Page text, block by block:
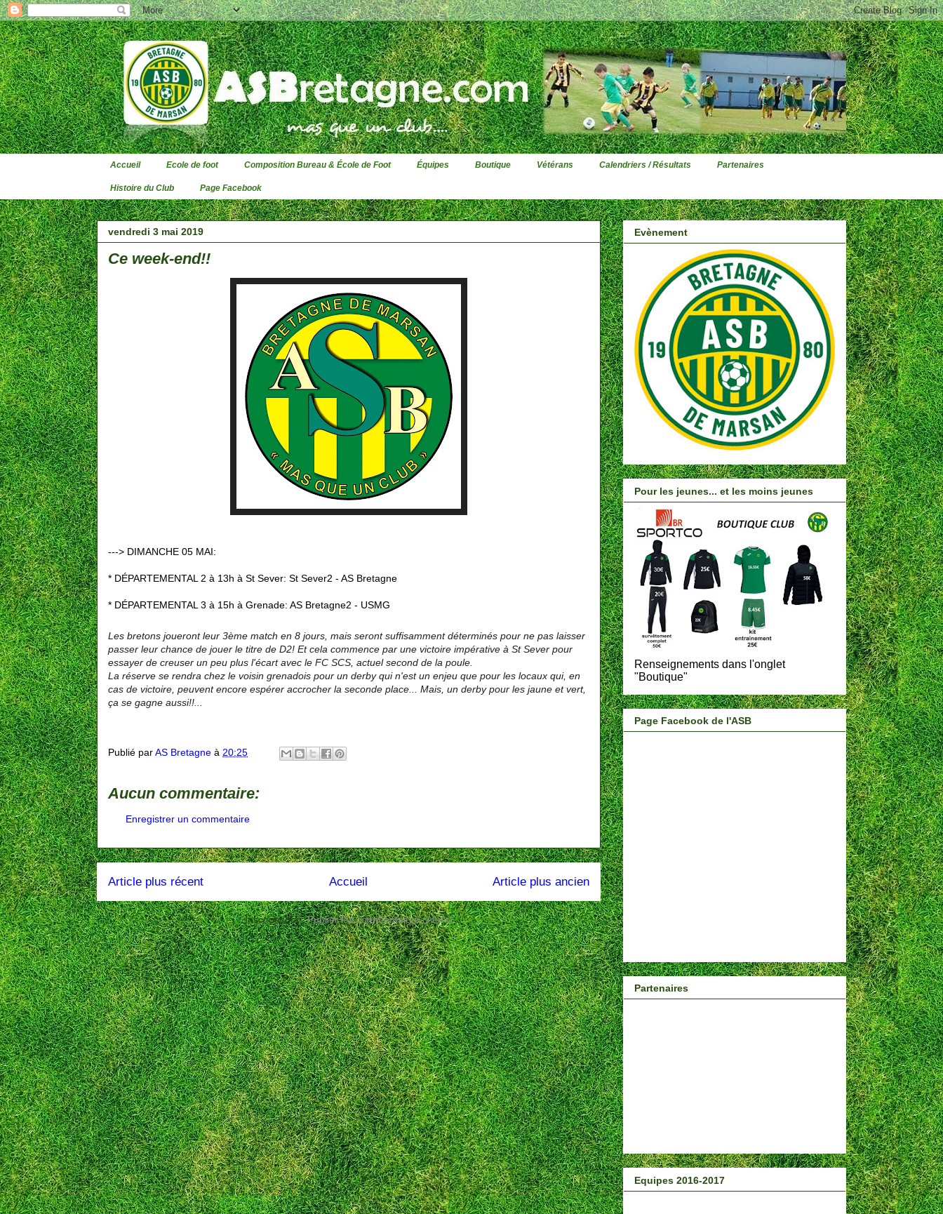
Accueil Ecole de foot Composition Bureau & École de Foot Équipes Boutique Vétérans Calendriers / Résultats Partenaires
Histoire du Club Page Facebook
vendredi 3 mai 2019
Ce week-end!!
---> DIMANCHE 05 MAI:
* DÉPARTEMENTAL 2 à 13h à St Sever: St Sever2 - AS Bretagne
* DÉPARTEMENTAL 3 à 15h à Grenade: AS Bretagne2 - USMG
Les bretons joueront leur 3ème match en 8 jours, mais seront suffisamment déterminés pour ne pas laisser
passer leur chance de jouer le titre de D2! Et cela commence par une victoire impérative à St Sever pour
essayer de creuser un peu plus l'écart avec le FC SCS, actuel second de la poule.
La réserve se rendra chez le voisin grenadois pour un derby qui n'est un enjeu que pour les locaux qui, en
cas de victoire, peuvent encore espérer accrocher la seconde place... Mais, un derby pour les jaune et vert,
ça se gagne aussi!!...
Publié parAS Bretagne à 20:25
Aucun commentaire:
Enregistrer un commentaire
Article plus récent Article plus ancien
Accueil
Inscription à :Publier les commentaires (Atom)
Evènement
Pour les jeunes... et les moins jeunes
Renseignements dans l'onglet
"Boutique"
Page Facebook de l'ASB
Partenaires
Equipes 2016-2017